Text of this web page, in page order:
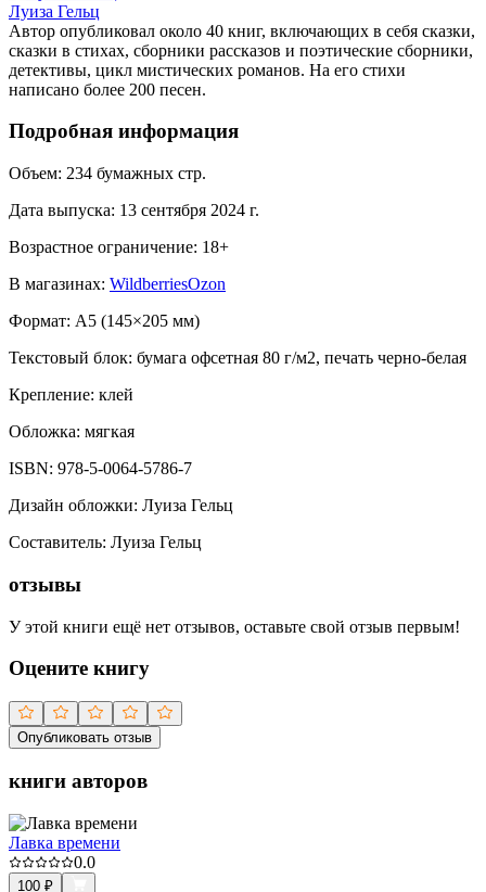
Луиза Гельц
Автор опубликовал около 40 книг, включающих в себя сказки,
сказки в стихах, сборники рассказов и поэтические сборники,
детективы, цикл мистических романов. На его стихи
написано более 200 песен.
Подробная информация
Объем: 234 бумажных стр.
Дата выпуска: 13 сентября 2024 г.
Возрастное ограничение: 18+
В магазинах: WildberriesOzon
Формат: A5 (145×205 мм)
Текстовый блок: бумага офсетная 80 г/м2, печать черно-белая
Крепление: клей
Обложка: мягкая
ISBN: 978-5-0064-5786-7
Дизайн обложки: Луиза Гельц
Составитель: Луиза Гельц
отзывы
У этой книги ещё нет отзывов, оставьте свой отзыв первым!
Оцените книгу
Опубликовать отзыв
книги авторов
Лавка времени
0.0
100 ₽